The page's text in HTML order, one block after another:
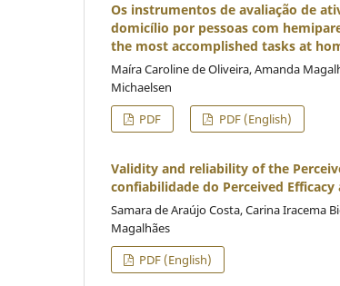
Os instrumentos de avaliação de
domicílio por pessoas com
the most accomplished tasks at
Maíra Caroline de Oliveira, Amanda
Michaelsen
PDF PDF (English)
Validity and reliability of the
confiabilidade do Perceived Efficacy
Samara de Araújo Costa, Carina Iracema
Magalhães
PDF (English)